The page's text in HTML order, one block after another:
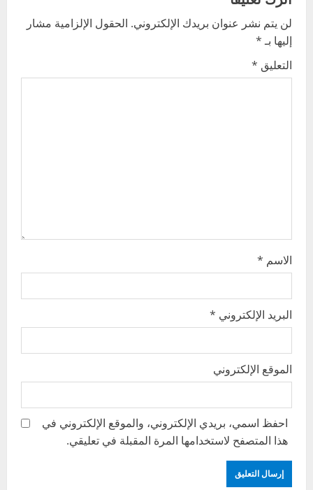
i
g
لن يتم نشر عنوان بريدك الإلكتروني. الحقول الإلزامية مشار
إليها بـ*
التعليق *
الاسم *
البريد الإلكتروني *
الموقع الإلكتروني
احفظ اسمي، بريدي الإلكتروني، والموقع الإلكتروني في
هذا المتصفح لاستخدامها المرة المقبلة في تعليقي.